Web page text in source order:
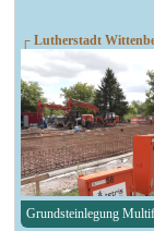
┌ Lutherstadt
Grundsteinlegung